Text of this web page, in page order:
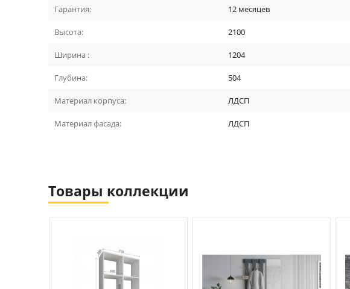
Гарантия: 12 месяцев
Высота: 2100
Ширина : 1204
Глубина: 504
Материал корпуса: ЛДСП
Материал фасада: ЛДСП
Товары коллекции